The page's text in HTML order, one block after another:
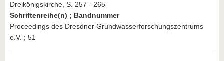
Dreikönigskirche, S. 257 - 265
Schriftenreihe(n) ; Bandnummer
Proceedings des Dresdner Grundwasserforschungszentrums
e.V. ; 51